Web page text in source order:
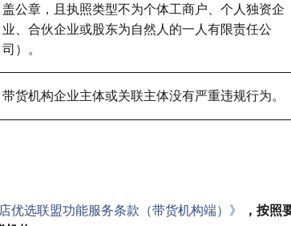
盖公章，且执照类型不为个体工商户、个人独资企
业、合伙企业或股东为自然人的一人有限责任公
司）。
带货机构企业主体或关联主体没有严重违规行为。
优选联盟功能服务条款（带货机构端）》
，按照